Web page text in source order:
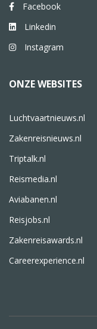
Facebook
Linkedin
Instagram
ONZE WEBSITES
Luchtvaartnieuws.nl
Zakenreisnieuws.nl
Triptalk.nl
Reismedia.nl
Aviabanen.nl
Reisjobs.nl
Zakenreisawards.nl
Careerexperience.nl